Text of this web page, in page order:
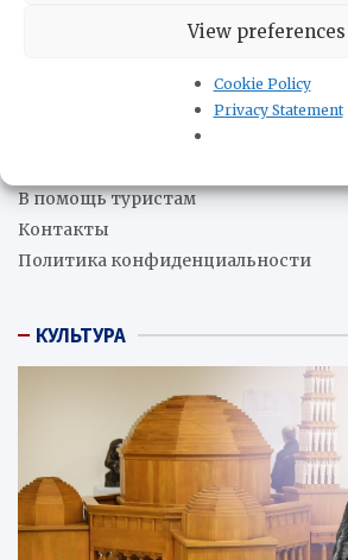
View preferences
Cookie Policy
Privacy Statement
решения ЕС приостановить импорт
В помощь туристам
Контакты
Политика конфиденциальности
КУЛЬТУРА